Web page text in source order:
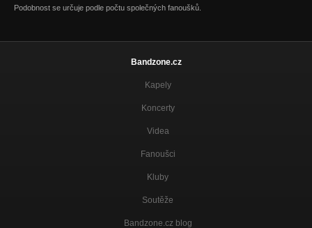
Podobnost se určuje podle počtu společných fanoušků.
Bandzone.cz
Kapely
Koncerty
Videa
Fanoušci
Kluby
Soutěže
Bandzone.cz blog